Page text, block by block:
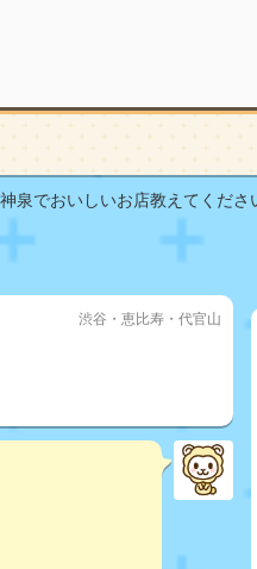
泉でおいしいお店教えてくださ
渋谷・恵比寿・代官山